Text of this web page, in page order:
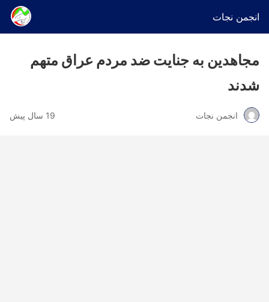
انجمن نجات
مجاهدین به جنایت ضد مردم عراق متهم
شدند
انجمن نجات 19 سال پیش